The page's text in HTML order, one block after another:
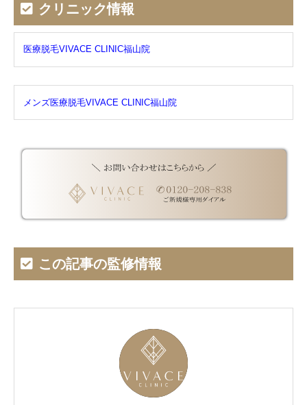
クリニック情報
医療脱毛VIVACE CLINIC福山院
メンズ医療脱毛VIVACE CLINIC福山院
この記事の監修情報